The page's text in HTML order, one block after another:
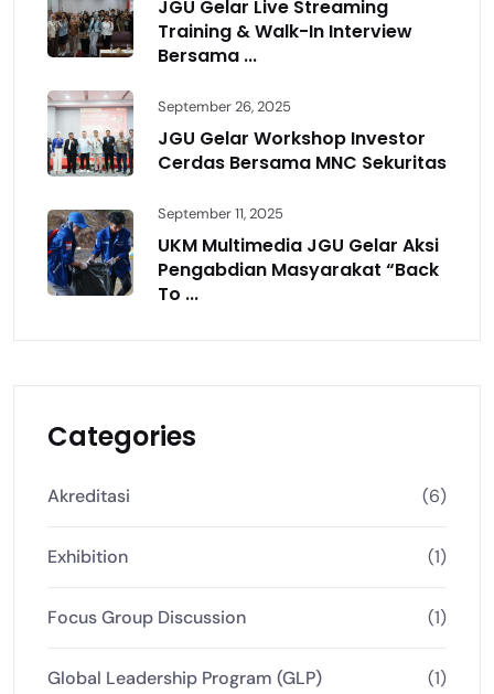
JGU Gelar Live Streaming
Training & Walk-In Interview
Bersama ...
September 26, 2025
JGU Gelar Workshop Investor
Cerdas Bersama MNC Sekuritas
September 11, 2025
UKM Multimedia JGU Gelar Aksi
Pengabdian Masyarakat “Back
To ...
Categories
Akreditasi (6)
Exhibition (1)
Focus Group Discussion (1)
Global Leadership Program (GLP) (1)